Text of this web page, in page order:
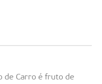
de Carro é fruto de